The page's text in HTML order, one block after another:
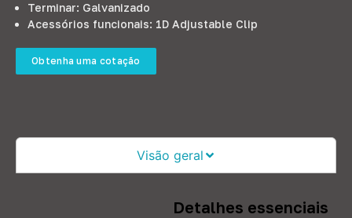
Terminar: Galvanizado
Acessórios funcionais: 1D Adjustable Clip
Obtenha uma cotação
Visão geral
Detalhes essenciais